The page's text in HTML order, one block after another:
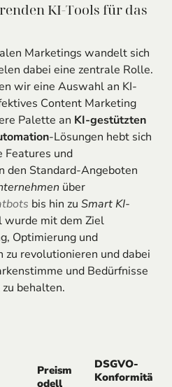
KI-Tools für das
Marketings wandelt sich
dabei eine zentrale Rolle.
wir eine Auswahl an KI-
Content Marketing
Palette an KI-gestützten
-Lösungen hebt sich
Features und
den Standard-Angeboten
über
bis hin zu Smart KI-
wurde mit dem Ziel
Optimierung und
revolutionieren und dabei
und Bedürfnisse
behalten.
Preism
odell
DSGVO-
Konformitä